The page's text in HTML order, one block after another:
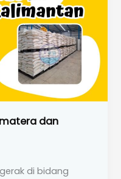
dan
di bidang